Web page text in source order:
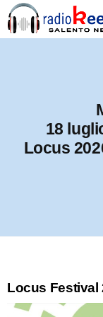
18
Locus
Locus Festival